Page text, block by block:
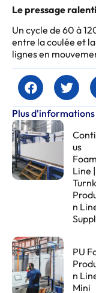
Le pressage
Un cycle de 60 à
entre la coulée et
lignes en
Plus d'informations
us
Line |
n
PU
n
Mini